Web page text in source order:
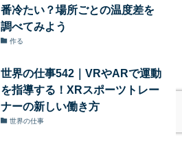
番冷たい？場所ごとの温度差を
調べてみよう
作る
世界の仕事542｜VRやARで運動
を指導する！XRスポーツトレー
ナーの新しい働き方
世界の仕事